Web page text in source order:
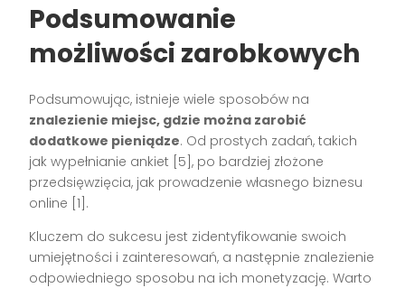
Podsumowanie
możliwości zarobkowych
Podsumowując, istnieje wiele sposobów na
znalezienie miejsc, gdzie można zarobić
dodatkowe pieniądze. Od prostych zadań, takich
jak wypełnianie ankiet [5], po bardziej złożone
przedsięwzięcia, jak prowadzenie własnego biznesu
online [1].
Kluczem do sukcesu jest zidentyfikowanie swoich
umiejętności i zainteresowań, a następnie znalezienie
odpowiedniego sposobu na ich monetyzację. Warto